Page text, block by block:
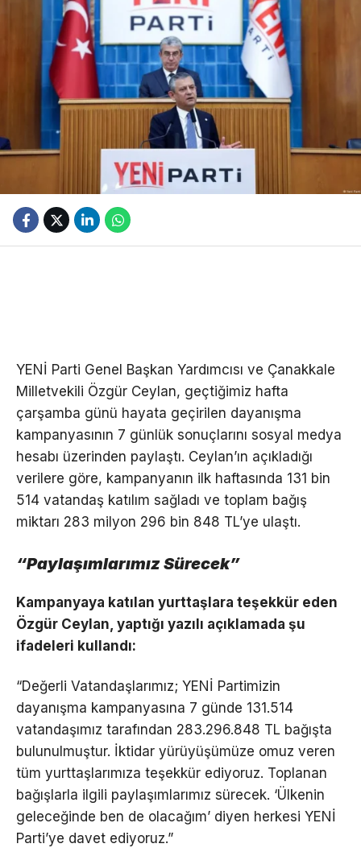
YENİ Parti Genel Başkan Yardımcısı ve Çanakkale
Milletvekili Özgür Ceylan, geçtiğimiz hafta
çarşamba günü hayata geçirilen dayanışma
kampanyasının 7 günlük sonuçlarını sosyal medya
hesabı üzerinden paylaştı. Ceylan’ın açıkladığı
verilere göre, kampanyanın ilk haftasında 131 bin
514 vatandaş katılım sağladı ve toplam bağış
miktarı 283 milyon 296 bin 848 TL’ye ulaştı.
“Paylaşımlarımız Sürecek”
Kampanyaya katılan yurttaşlara teşekkür eden
Özgür Ceylan, yaptığı yazılı açıklamada şu
ifadeleri kullandı:
“Değerli Vatandaşlarımız; YENİ Partimizin
dayanışma kampanyasına 7 günde 131.514
vatandaşımız tarafından 283.296.848 TL bağışta
bulunulmuştur. İktidar yürüyüşümüze omuz veren
tüm yurttaşlarımıza teşekkür ediyoruz. Toplanan
bağışlarla ilgili paylaşımlarımız sürecek. ‘Ülkenin
geleceğinde ben de olacağım’ diyen herkesi YENİ
Parti’ye davet ediyoruz.”